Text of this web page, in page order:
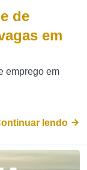
de
em
emprego em
lendo